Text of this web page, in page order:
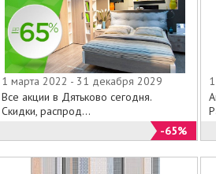
1 марта 2022 - 31 декабря 2029
Все акции в Дятьково сегодня.
Скидки, распрод...
-65%